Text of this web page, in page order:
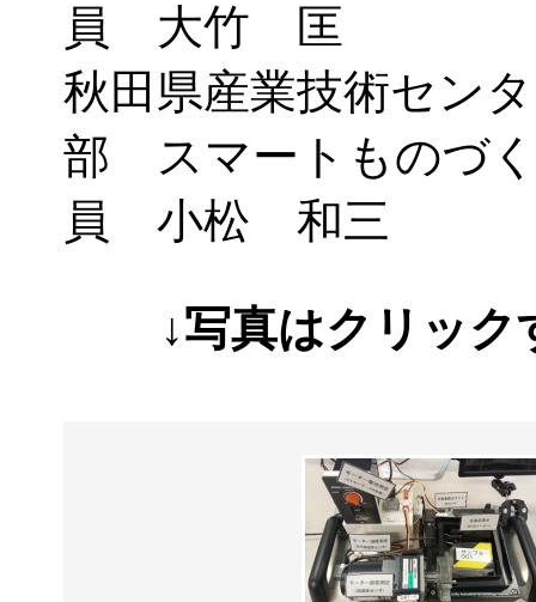
員 大竹 匡
秋田県産業技術セン
部 スマートものづ
員 小松 和三
↓写真はクリッ